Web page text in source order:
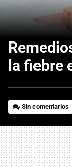
la fiebre
Sin comentarios